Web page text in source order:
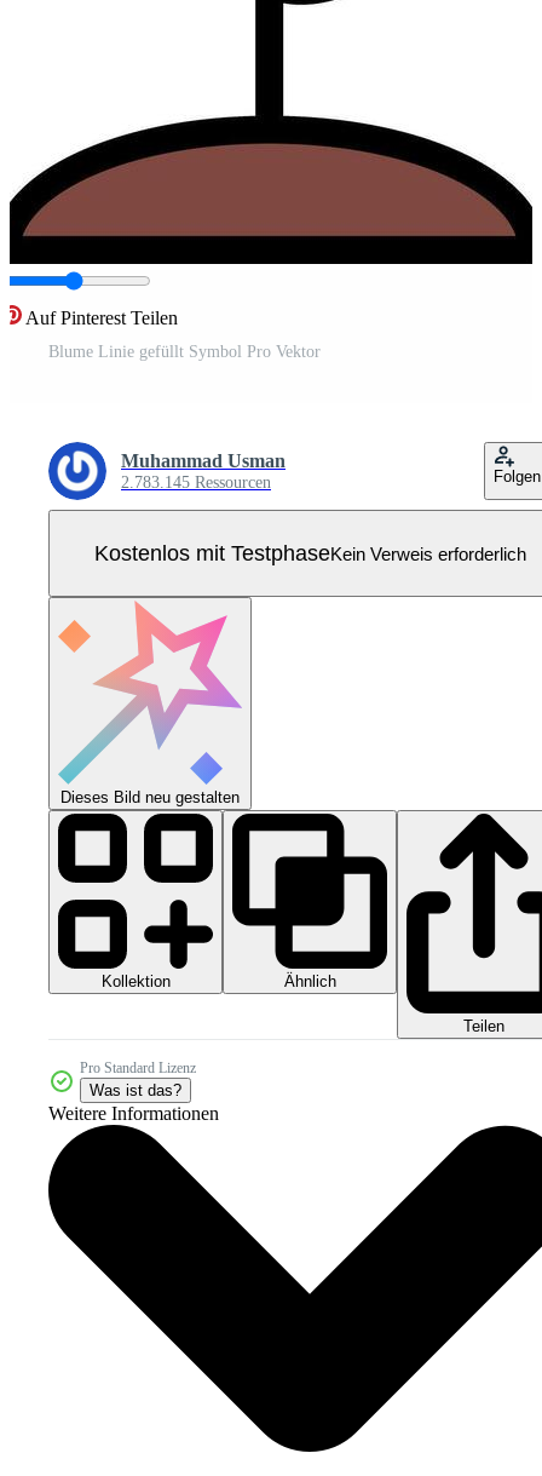
Auf Pinterest Teilen
Blume Linie gefüllt Symbol Pro Vektor
Muhammad Usman
2.783.145 Ressourcen Folgen
Kostenlos mit TestphaseKein Verweis erforderlich
Dieses Bild neu gestalten
Kollektion Ähnlich
Teilen
Pro Standard Lizenz
Was ist das?
Weitere Informationen